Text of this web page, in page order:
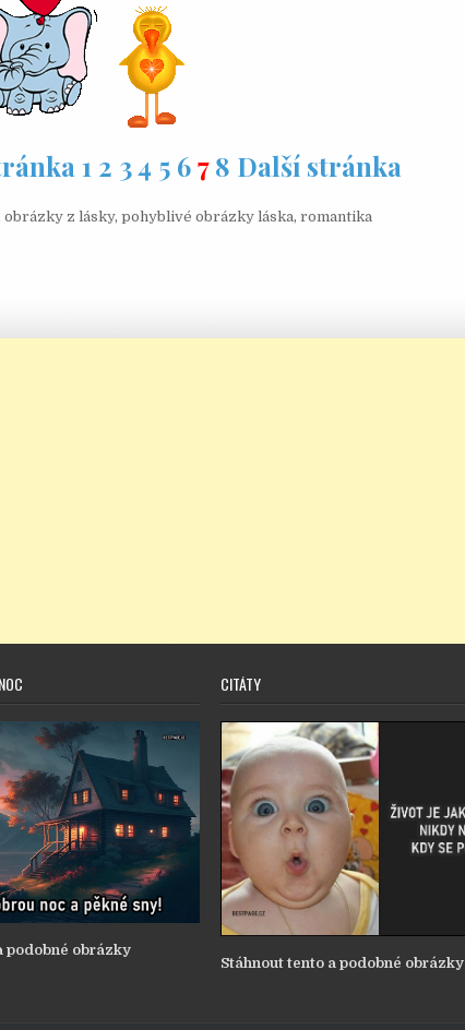
1 2 34 5 67 8 Další stránka
obrázky z lásky, pohyblivé obrázky láska, romantika
příspěvek
podobné obrázky
CITÁTY
Stáhnout tento a podobné obrázky